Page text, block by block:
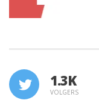
1.3K
VOLGERS